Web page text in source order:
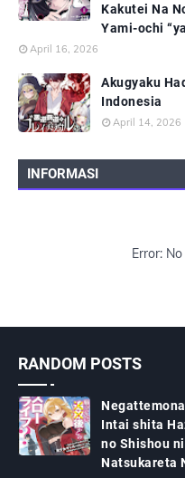
Kakutei Na
Yami-ochi
April 16, 2026
Akugyaku
Indonesia
April 14, 2026
INFORMASI
Error:
RANDOM POSTS
Intai shita
no Shishou
Natsukareta